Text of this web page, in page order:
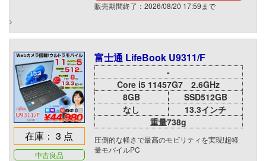
販売期間終了：2026/08/20 17:59まで
在庫： 3 点
中古良品
富士通 LifeBook U9311/F
-
Core i5 11457G7 2.6GHz
8GB
SSD512GB
なし
13.3インチ
重量738g
圧倒的な軽さで最高のモビリティを実現!超軽
量モバイルPC